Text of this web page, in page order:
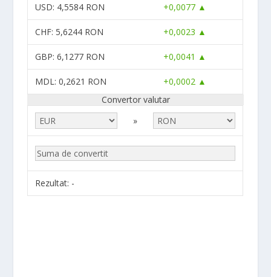
USD: 4,5584 RON +0,0077 ▲
CHF: 5,6244 RON +0,0023 ▲
GBP: 6,1277 RON +0,0041 ▲
MDL : 0,2621 RON
+0,0002 ▲
Convertor valutar
»
Rezultat: -